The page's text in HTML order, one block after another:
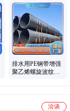
排水用PE钢带增强
聚乙烯螺旋波纹管
洽谈